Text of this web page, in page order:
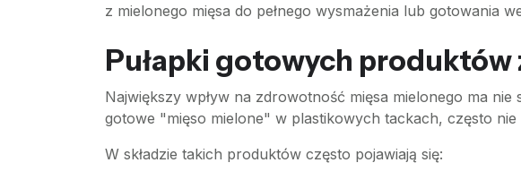
z mielonego mięsa do pełnego wysmażenia lub gotowania
Pułapki gotowych produktów
Największy wpływ na zdrowotność mięsa mielonego ma
gotowe "mięso mielone" w plastikowych tackach, często
W składzie takich produktów często pojawiają się: